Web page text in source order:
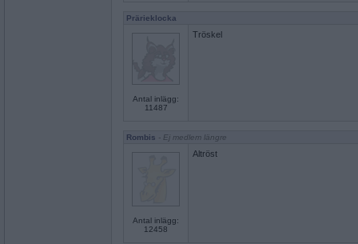
Prärieklocka
Antal inlägg:
11487
Tröskel
Rombis - Ej medlem längre
Antal inlägg:
12458
Altröst